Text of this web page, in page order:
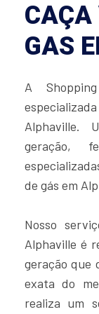
CAÇA
GAS
A
Alphaville.
geração,
de gás em
Nosso
Alphaville é
geração que
exata do
realiza um